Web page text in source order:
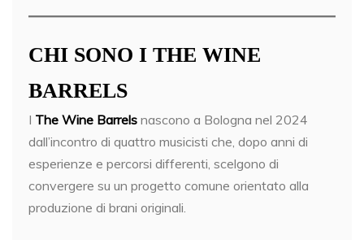
CHI SONO I THE WINE
BARRELS
I The Wine Barrels nascono a Bologna nel 2024
dall’incontro di quattro musicisti che, dopo anni di
esperienze e percorsi differenti, scelgono di
convergere su un progetto comune orientato alla
produzione di brani originali.